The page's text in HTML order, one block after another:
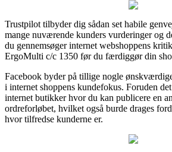
Trustpilot tilbyder dig sådan set habile
mange nuværende kunders vurderinger og
du gennemsøger internet webshoppens
ErgoMulti c/c 1350 før du færdiggør din
Facebook byder på tillige nogle
i internet shoppens kundefokus. Foruden
internet butikker hvor du kan publicere en
ordreforløbet, hvilket også burde drages
hvor tilfredse kunderne er.